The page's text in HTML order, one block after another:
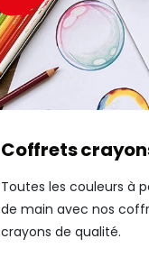
Coffrets
Toutes les couleurs à
de main avec nos
crayons de qualité.